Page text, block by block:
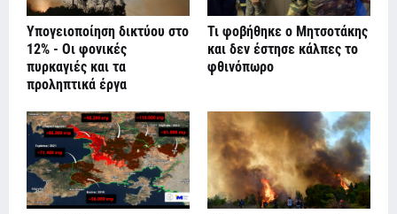
Υπογειοποίηση δικτύου στο
12% - Οι φονικές
πυρκαγιές και τα
προληπτικά έργα
Τι φοβήθηκε ο Μητσοτάκης
και δεν έστησε κάλπες το
φθινόπωρο